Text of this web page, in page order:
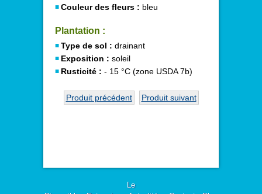
Couleur des fleurs : bleu
Plantation :
Type de sol : drainant
Exposition : soleil
Rusticité : - 15 °C (zone USDA 7b)
Produit précédent Produit suivant
Le